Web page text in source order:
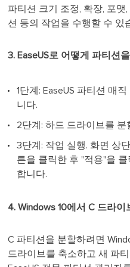
파티션 크기 조정, 확장, 포맷,
션 등의 작업을 수행할 수 있
3. EaseUS로 어떻게 파티션
1단계: EaseUS 파티션 매
니다.
2단계: 하드 드라이브를 분
3단계: 작업 실행. 화면 상
튼을 클릭한 후 "적용"을
합니다.
4. Windows 10에서 C 드라
C 파티션을 분할하려면
드라이브를 축소하고 새 파